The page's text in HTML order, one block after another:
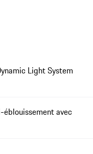
Light System
avec